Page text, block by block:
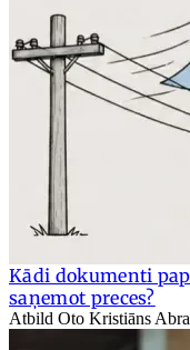
Kādi dokumenti
saņemot preces?
Atbild Oto Kristiāns